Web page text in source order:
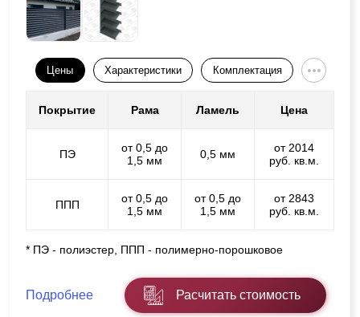
Цены Характеристики Комплектация
Покрытие Рама Ламель Цена
ПЭ
от 0,5 до
1,5 мм
0,5 мм
от 2014
руб. кв.м.
ППП
от 0,5 до
1,5 мм
от 0,5 до
1,5 мм
от 2843
руб. кв.м.
* ПЭ - полиэстер, ППП - полимерно-порошковое
Подробнее Расчитать стоимость